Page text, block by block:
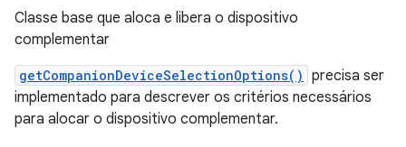
Classe base que aloca e libera o dispositivo
complementar
getCompanionDeviceSelectionOptions() precisa ser
implementado para descrever os critérios necessários
para alocar o dispositivo complementar.